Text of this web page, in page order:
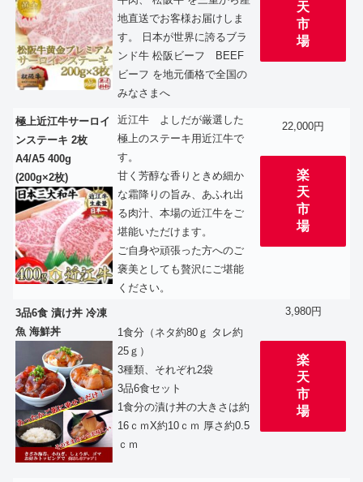
地直送でお客様お届けしま
す。 日本が世界に誇るブラ
ンド牛 松阪ビーフ BEEF
ビーフ を地元価格で全国の
みなさまへ
天
市
場
極上近江牛サーロイ
ンステーキ 2枚
A4/A5 400g
(200g×2枚)
近江牛 よしだが厳選した
極上のステーキ用近江牛で
す。
甘く芳醇な香りときめ細か
な霜降りの旨み、あふれ出
る肉汁、本場の近江牛をご
堪能いただけます。
ご自身や頑張った方へのご
褒美としても贅沢にご堪能
ください。
22,000円
楽
天
市
場
3品6食 漬け丼 冷凍
魚 海鮮丼
1食分（ネタ約80ｇ タレ約
25ｇ）
3種類、それぞれ2袋
3品6食セット
1食分の漬け丼の大きさは約
16ｃｍX約10ｃｍ 厚さ約0.5
ｃｍ
3,980円
楽
天
市
場